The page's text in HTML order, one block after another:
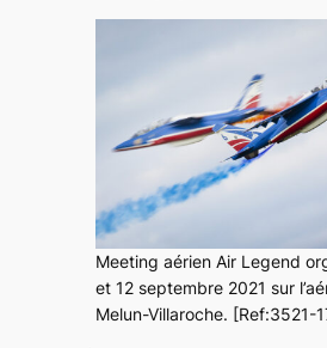
Meeting aérien Air Legend
et 12 septembre 2021 sur
Melun-Villaroche. [Ref:3521-